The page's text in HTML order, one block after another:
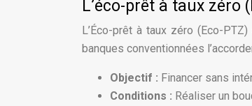
L’éco-prêt à taux
L’Éco-prêt à taux zéro (Eco-
banques conventionnées
Objectif : Financer sans
Conditions : Réaliser un